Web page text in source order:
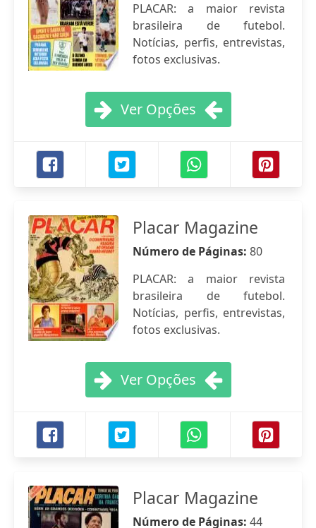
PLACAR: a maior revista
brasileira de futebol.
Notícias, perfis, entrevistas,
fotos exclusivas.
Ver Opções
Placar Magazine
Número de Páginas: 80
PLACAR: a maior revista
brasileira de futebol.
Notícias, perfis, entrevistas,
fotos exclusivas.
Ver Opções
Placar Magazine
Número de Páginas: 44